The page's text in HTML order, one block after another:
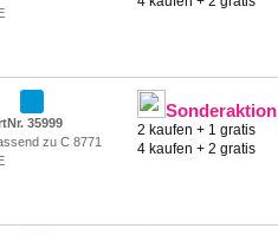
35999
zu C 8771
Sonderaktion
2 kaufen + 1 gratis
4 kaufen + 2 gratis